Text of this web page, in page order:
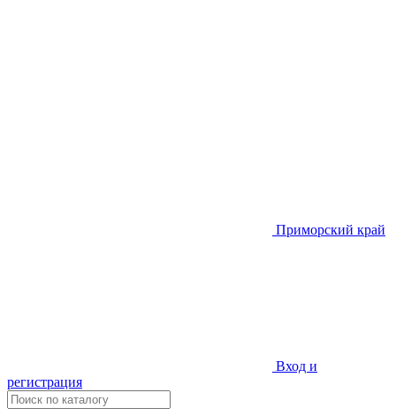
Приморский край
Вход и
регистрация